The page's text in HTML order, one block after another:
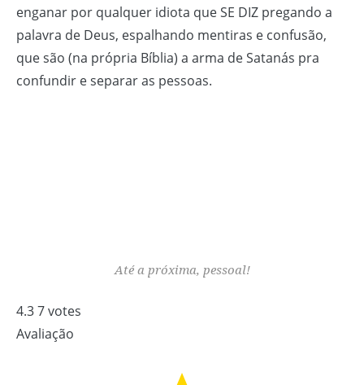
enganar por qualquer idiota que SE DIZ pregando a
palavra de Deus, espalhando mentiras e confusão,
que são (na própria Bíblia) a arma de Satanás pra
confundir e separar as pessoas.
Até a próxima, pessoal!
4.37votes
Avaliação